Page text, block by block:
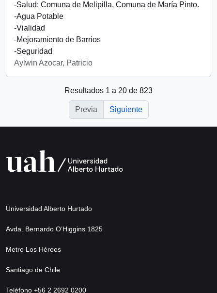
-Salud: Comuna de Melipilla, Comuna de María Pinto.
-Agua Potable
-Vialidad
-Mejoramiento de Barrios
-Seguridad
Aylwin Azocar, Patricio
Resultados 1 a 20 de 823
Previa Siguiente
Universidad Alberto Hurtado
Avda. Bernardo O’Higgins 1825
Metro Los Héroes
Santiago de Chile
Teléfono +56 2 2692 0200